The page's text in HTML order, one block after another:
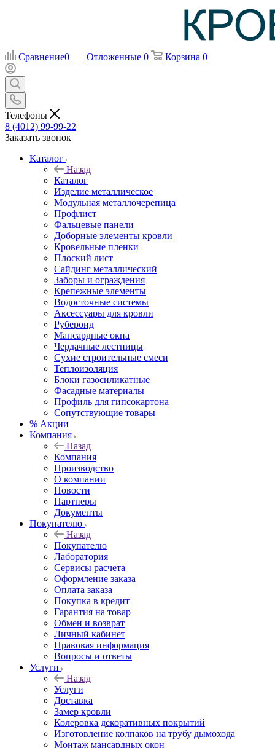
Сравнение0 Отложенные 0 Корзина 0
Телефоны
8 (4012) 99-99-22
Заказать звонок
Каталог
Назад
Каталог
Изделие металлическое
Модульная металлочерепица
Профлист
Фальцевые панели
Доборные элементы кровли
Кровельные пленки
Плоский лист
Сайдинг металлический
Заборы и ограждения
Крепежные элементы
Водосточные системы
Аксессуары для кровли
Рубероид
Мансардные окна
Чердачные лестницы
Сухие строительные смеси
Теплоизоляция
Блоки газосиликатные
Фасадные материалы
Профиль для гипсокартона
Сопутствующие товары
% Акции
Компания
Назад
Компания
Производство
О компании
Новости
Партнеры
Документы
Покупателю
Назад
Покупателю
Лаборатория
Сервисы расчета
Оформление заказа
Оплата заказа
Покупка в кредит
Гарантия на товар
Обмен и возврат
Личный кабинет
Правовая информация
Вопросы и ответы
Услуги
Назад
Услуги
Доставка
Замер кровли
Колеровка декоративных покрытий
Изготовление колпаков на трубу дымохода
Монтаж мансардных окон